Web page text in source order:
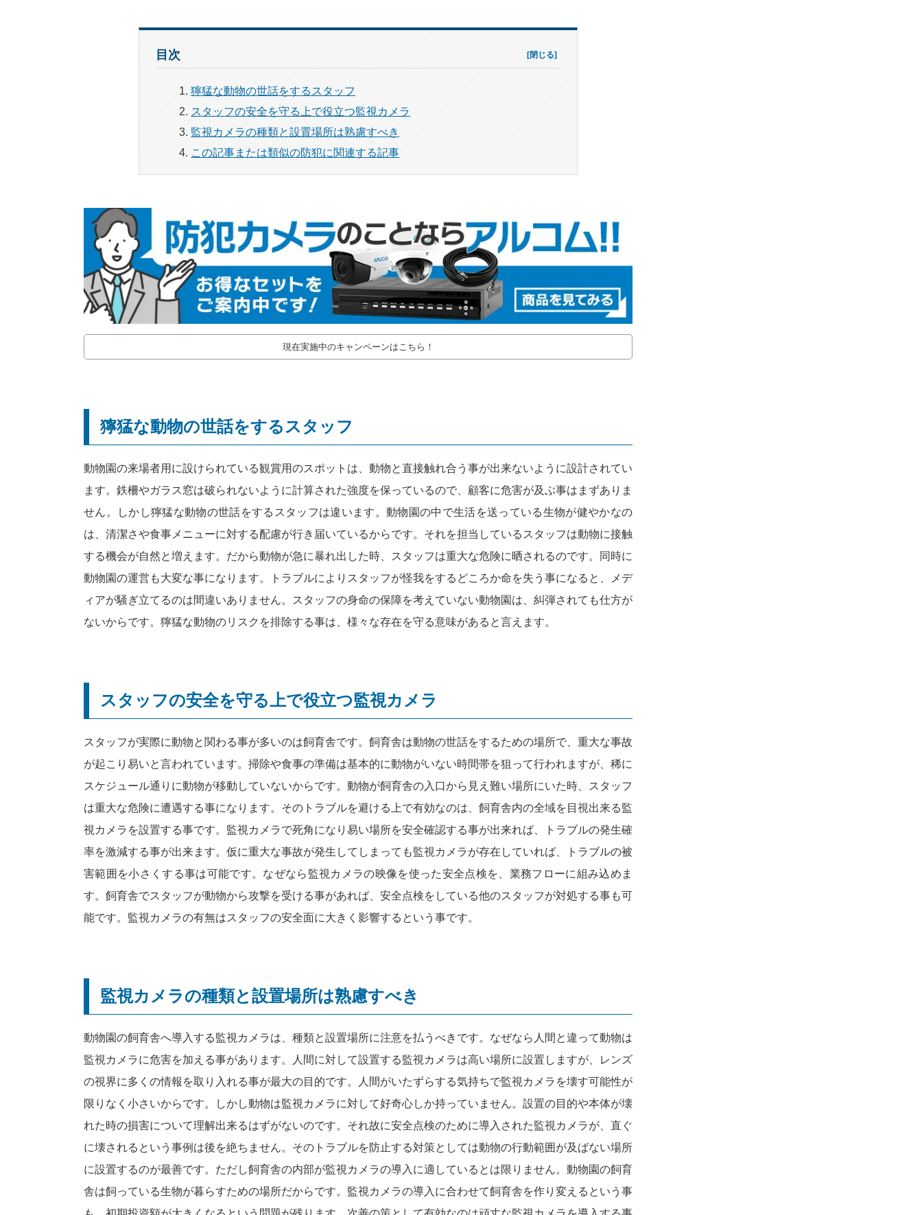
目次
獰猛な動物の世話をするスタッフ
スタッフの安全を守る上で役立つ監視カメラ
監視カメラの種類と設置場所は熟慮すべき
この記事または類似の防犯に関連する記事
現在実施中のキャンペーンはこちら！
獰猛な動物の世話をするスタッフ
動物園の来場者用に設けられている観賞用のスポットは、動物と直接触れ合う事が出来ないように設計されてい
ます。鉄柵やガラス窓は破られないように計算された強度を保っているので、顧客に危害が及ぶ事はまずありま
せん。しかし獰猛な動物の世話をするスタッフは違います。動物園の中で生活を送っている生物が健やかなの
は、清潔さや食事メニューに対する配慮が行き届いているからです。それを担当しているスタッフは動物に接触
する機会が自然と増えます。だから動物が急に暴れ出した時、スタッフは重大な危険に晒されるのです。同時に
動物園の運営も大変な事になります。トラブルによりスタッフが怪我をするどころか命を失う事になると、メデ
ィアが騒ぎ立てるのは間違いありません。スタッフの身命の保障を考えていない動物園は、糾弾されても仕方が
ないからです。獰猛な動物のリスクを排除する事は、様々な存在を守る意味があると言えます。
スタッフの安全を守る上で役立つ監視カメラ
スタッフが実際に動物と関わる事が多いのは飼育舎です。飼育舎は動物の世話をするための場所で、重大な事故
が起こり易いと言われています。掃除や食事の準備は基本的に動物がいない時間帯を狙って行われますが、稀に
スケジュール通りに動物が移動していないからです。動物が飼育舎の入口から見え難い場所にいた時、スタッフ
は重大な危険に遭遇する事になります。そのトラブルを避ける上で有効なのは、飼育舎内の全域を目視出来る監
視カメラを設置する事です。監視カメラで死角になり易い場所を安全確認する事が出来れば、トラブルの発生確
率を激減する事が出来ます。仮に重大な事故が発生してしまっても監視カメラが存在していれば、トラブルの被
害範囲を小さくする事は可能です。なぜなら監視カメラの映像を使った安全点検を、業務フローに組み込めま
す。飼育舎でスタッフが動物から攻撃を受ける事があれば、安全点検をしている他のスタッフが対処する事も可
能です。監視カメラの有無はスタッフの安全面に大きく影響するという事です。
監視カメラの種類と設置場所は熟慮すべき
動物園の飼育舎へ導入する監視カメラは、種類と設置場所に注意を払うべきです。なぜなら人間と違って動物は
監視カメラに危害を加える事があります。人間に対して設置する監視カメラは高い場所に設置しますが、レンズ
の視界に多くの情報を取り入れる事が最大の目的です。人間がいたずらする気持ちで監視カメラを壊す可能性が
限りなく小さいからです。しかし動物は監視カメラに対して好奇心しか持っていません。設置の目的や本体が壊
れた時の損害について理解出来るはずがないのです。それ故に安全点検のために導入された監視カメラが、直ぐ
に壊されるという事例は後を絶ちません。そのトラブルを防止する対策としては動物の行動範囲が及ばない場所
に設置するのが最善です。ただし飼育舎の内部が監視カメラの導入に適しているとは限りません。動物園の飼育
舎は飼っている生物が暮らすための場所だからです。監視カメラの導入に合わせて飼育舎を作り変えるという事